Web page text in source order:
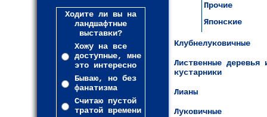
Ходите ли вы на
ландшафтные
выставки?
Хожу на все
доступные, мне
это интересно
Бываю, но без
фанатизма
Считаю пустой
тратой времени
Прочие
Японские
Клубнелуковичные
Лиственные деревья
кустарники
Лианы
Луковичные